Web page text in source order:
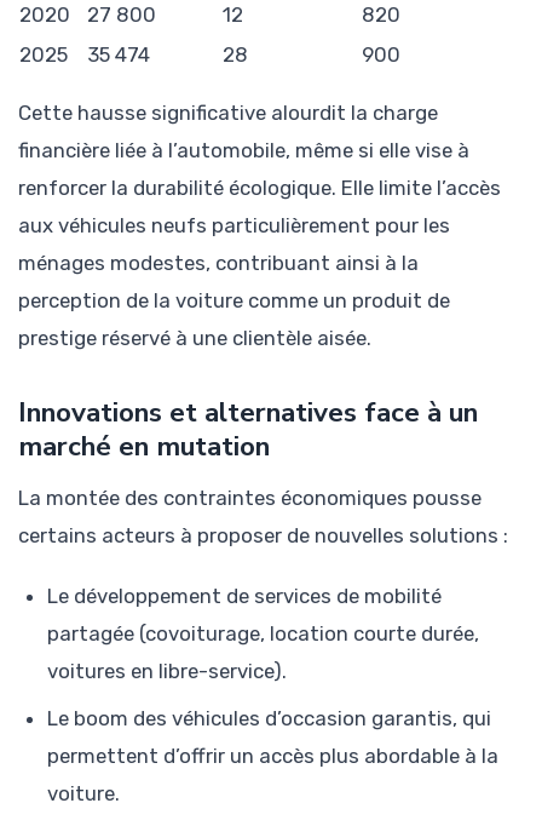
2020
27 800 12
820
2025
35 474 28 900
Cette hausse significative alourdit la charge
financière liée à l’automobile, même si elle vise à
renforcer la durabilité écologique. Elle limite l’accès
aux véhicules neufs particulièrement pour les
ménages modestes, contribuant ainsi à la
perception de la voiture comme un produit de
prestige réservé à une clientèle aisée.
Innovations et alternatives face à un
marché en mutation
La montée des contraintes économiques pousse
certains acteurs à proposer de nouvelles solutions :
Le développement de services de mobilité
partagée (covoiturage, location courte durée,
voitures en libre-service).
Le boom des véhicules d’occasion garantis, qui
permettent d’offrir un accès plus abordable à la
voiture.